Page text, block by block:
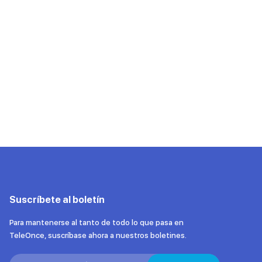
Suscríbete al boletín
Para mantenerse al tanto de todo lo que pasa en
TeleOnce, suscríbase ahora a nuestros boletines.
Search: